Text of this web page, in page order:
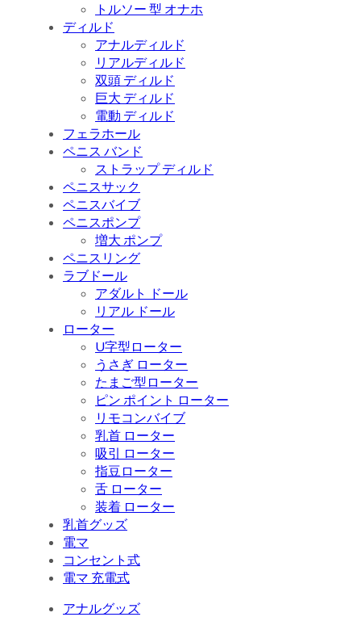
トルソー 型 オナホ
ディルド
アナルディルド
リアルディルド
双頭 ディルド
巨大 ディルド
電動 ディルド
フェラホール
ペニス バンド
ストラップ ディルド
ペニスサック
ペニスバイブ
ペニスポンプ
増大 ポンプ
ペニスリング
ラブドール
アダルト ドール
リアル ドール
ローター
U字型ローター
うさぎ ローター
たまご型ローター
ピン ポイント ローター
リモコンバイブ
乳首 ローター
吸引 ローター
指豆ローター
舌 ローター
装着 ローター
乳首グッズ
電マ
コンセント式
電マ 充電式
アナルグッズ